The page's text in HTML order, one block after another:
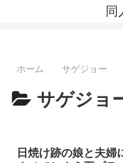
同
ホーム サゲジョー
サゲジョ
日焼け跡の娘と夫婦